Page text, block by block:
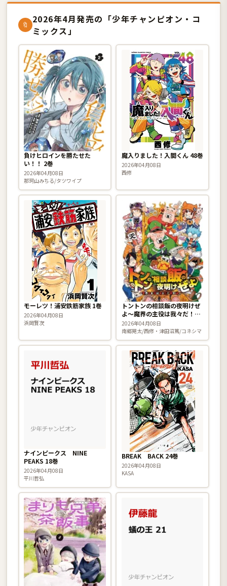
🔖
2026年4月発売の「少年チャンピオン・コ
ミックス」
負けヒロインを勝たせた
い！！ 2巻
2026年04月08日
那珂山みちる/タツワイプ
魔入りました！入間くん 48巻
2026年04月08日
西修
モーレツ！浦安鉄筋家族 1巻
2026年04月08日
浜岡賢次
トントンの相談飯の夜明けぜ
よ〜魔界の主役は我々だ！特
別編〜
2026年04月08日
南郷晃太/西修・津田沼篤/コネシマ
ナインピークス NINE
PEAKS 18巻
2026年04月08日
平川哲弘
BREAK BACK 24巻
2026年04月08日
KASA